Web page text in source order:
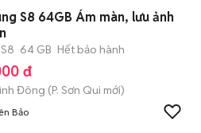
S8 64GB Ám màn, lưu ảnh
64 GB Hết bảo hành
đ
Đông (P. Sơn Qui mới)
Bảo